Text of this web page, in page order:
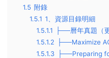
1.5 附錄
1.5.1 1、資源目錄明細
1.5.1.1
├──曆年真題（
1.5.1.2
├──Maximize
1.5.1.3
├──Preparing